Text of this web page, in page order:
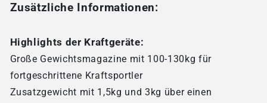
Zusätzliche Informationen:
Highlights der Kraftgeräte:
Große Gewichtsmagazine mit 100-130kg für
fortgeschrittene Kraftsportler
Zusatzgewicht mit 1,5kg und 3kg über einen